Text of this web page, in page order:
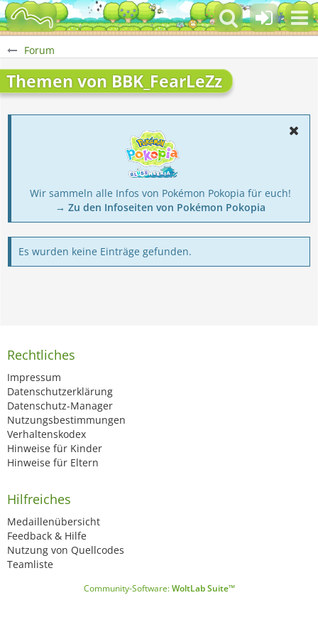
Forum
Themen von BBK_FearLeZz
Wir sammeln alle Infos von Pokémon Pokopia für euch!
→ Zu den Infoseiten von Pokémon Pokopia
Es wurden keine Einträge gefunden.
Rechtliches
Impressum
Datenschutzerklärung
Datenschutz-Manager
Nutzungsbestimmungen
Verhaltenskodex
Hinweise für Kinder
Hinweise für Eltern
Hilfreiches
Medaillenübersicht
Feedback & Hilfe
Nutzung von Quellcodes
Teamliste
Community-Software:WoltLab Suite™